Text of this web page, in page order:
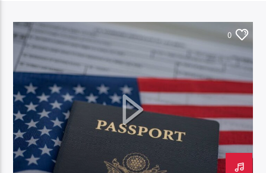
CURRENT TRACK
TITLE
ARTIST
0